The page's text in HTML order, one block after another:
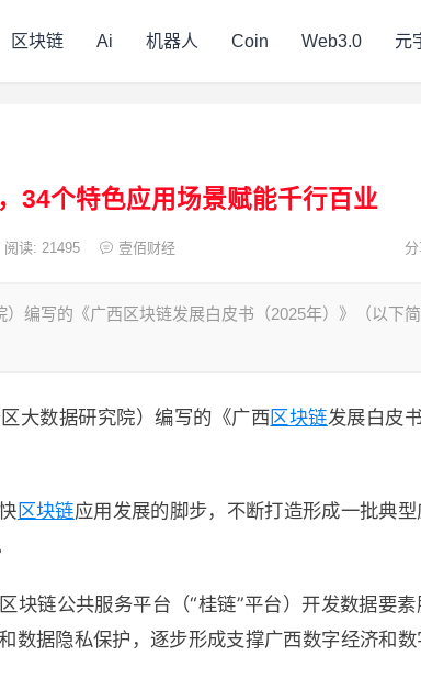
区块链 Ai 机器人 Coin Web3.0 元
34个特色应用场景赋能千行百业
阅读: 21495 壹佰财经
编写的《广西区块链发展白皮书（2025年）》（以下
大数据研究院）编写的《广西区块链发展白皮
区块链应用发展的脚步，不断打造形成一批典
块链公共服务平台（“桂链”平台）开发数据要
数据隐私保护，逐步形成支撑广西数字经济和